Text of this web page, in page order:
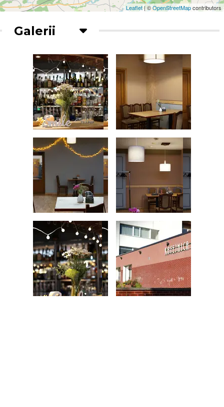
Leaflet | ©OpenStreetMapcontributors
Galerii